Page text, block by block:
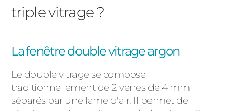
triple vitrage ?
La fenêtre double vitrage argon
Le double vitrage se compose
traditionnellement de 2 verres de 4 mm
séparés par une lame d'air. Il permet de